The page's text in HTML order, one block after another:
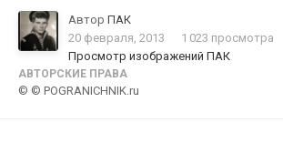
Автор ПАК
20 февраля, 2013
1 023 просмотра
Просмотр изображений ПАК
АВТОРСКИЕ ПРАВА
© © POGRANICHNIK.ru